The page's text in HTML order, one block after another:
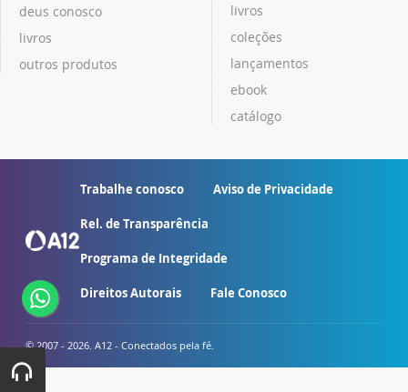
deus conosco
livros
outros produtos
livros
coleções
lançamentos
ebook
catálogo
Trabalhe conosco Aviso de Privacidade
Rel. de Transparência
Programa de Integridade
Direitos Autorais Fale Conosco
© 2007 - 2026. A12 - Conectados pela fé.